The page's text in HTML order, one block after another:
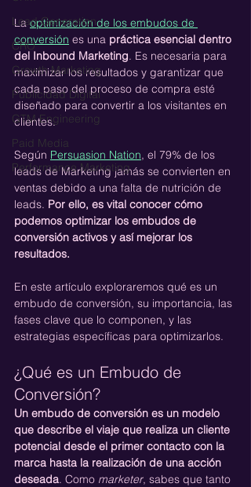
Lead Generation
CRO
Growth Marketing
Publicidad Digital
GTM Engineering
Paid Media
Performance Marketing
La optimización de los embudos de
conversión es una práctica esencial dentro
del Inbound Marketing. Es necesaria para
maximizar los resultados y garantizar que
cada paso del proceso de compra esté
diseñado para convertir a los visitantes en
clientes.
Según Persuasion Nation, el 79% de los
leads de Marketing jamás se convierten en
ventas debido a una falta de nutrición de
leads. Por ello, es vital conocer cómo
podemos optimizar los embudos de
conversión activos y así mejorar los
resultados.
En este artículo exploraremos qué es un
embudo de conversión, su importancia, las
fases clave que lo componen, y las
estrategias específicas para optimizarlos.
¿Qué es un Embudo de
Conversión?
Un embudo de conversión es un modelo
que describe el viaje que realiza un cliente
potencial desde el primer contacto con la
marca hasta la realización de una acción
deseada. Como marketer, sabes que tanto